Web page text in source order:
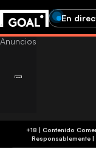
En
+18 | Contenido Comercial | Se aplican Términos y Condiciones | Juega
Responsablemente |